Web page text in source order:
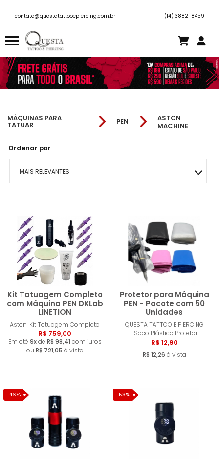
contato@questatattooepiercing.com.br (14) 3882-8459
MÁQUINAS PARA
TATUAR PEN
ASTON
MACHINE
Ordenar por
MAIS RELEVANTES
MENOR PREÇO
MAIOR PREÇO
A - Z
Kit Tatuagem Completo
com Máquina PEN DKLab
LINETION
Aston Kit Tatuagem Completo
R$ 759,00
Em até 9xde R$ 98,41 com juros
ou R$ 721,05 à vista
Comprar
Protetor para Máquina
PEN - Pacote com 50
Unidades
QUESTA TATTOO E PIERCING
Saco Plástico Protetor
R$ 12,90
R$ 12,26 à vista
-46% -53%